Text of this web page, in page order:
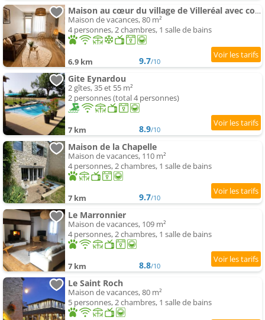
Maison au cœur du village de Villeréal avec cour extérieur
Maison de vacances, 80 m²
4 personnes, 2 chambres, 1 salle de bains
6.9 km 9.7/10
Gite Eynardou
2 gîtes, 35 et 55 m²
2 personnes (total 4 personnes)
7 km 8.9/10
Maison de la Chapelle
Maison de vacances, 110 m²
4 personnes, 2 chambres, 1 salle de bains
7 km 9.7/10
Le Marronnier
Maison de vacances, 109 m²
4 personnes, 2 chambres, 1 salle de bains
7 km 8.8/10
Le Saint Roch
Maison de vacances, 80 m²
5 personnes, 2 chambres, 1 salle de bains